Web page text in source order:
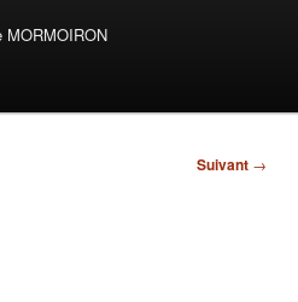
MORMOIRON
Suivant →